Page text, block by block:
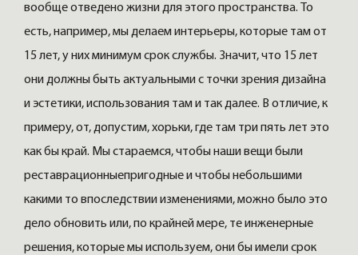
вообще отведено жизни для этого пространства. То
есть, например, мы делаем интерьеры, которые там от
15 лет, у них минимум срок службы. Значит, что 15 лет
они должны быть актуальными с точки зрения дизайна
и эстетики, использования там и так далее. В отличие, к
примеру, от, допустим, хорьки, где там три пять лет это
как бы край. Мы стараемся, чтобы наши вещи были
реставрационныепригодные и чтобы небольшими
какими то впоследствии изменениями, можно было это
дело обновить или, по крайней мере, те инженерные
решения, которые мы используем, они бы имели срок